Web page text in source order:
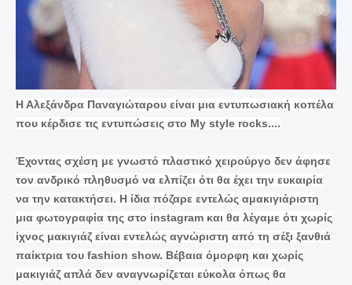
Η Αλεξάνδρα Παναγιώταρου είναι μια εντυπωσιακή κοπέλα
που κέρδισε τις εντυπώσεις στο My style rocks....
Έχοντας σχέση με γνωστό πλαστικό χειρούργο δεν άφησε
τον ανδρικό πληθυσμό να ελπίζει ότι θα έχει την ευκαιρία
να την κατακτήσει. Η ίδια πόζαρε εντελώς αμακιγιάριστη
μια φωτογραφία της στο instagram και θα λέγαμε ότι χωρίς
ίχνος μακιγιάζ είναι εντελώς αγνώριστη από τη σέξι ξανθιά
παίκτρια του fashion show. Βέβαια όμορφη και χωρίς
μακιγιάζ απλά δεν αναγνωρίζεται εύκολα όπως θα